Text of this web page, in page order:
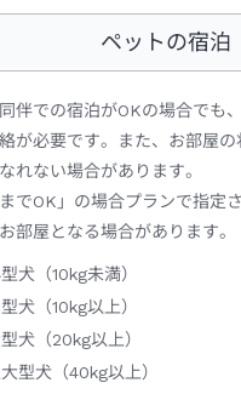
ペットの宿泊
伴での宿泊がOKの場合でも
が必要です。また、お部屋
れない場合があります。
までOK」の場合プランで指定
部屋となる場合があります。
犬（10kg未満）
犬（10kg以上）
犬（20kg以上）
型犬（40kg以上）